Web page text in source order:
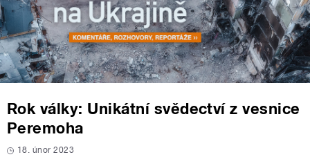
Rok války: Unikátní svědectví z vesnice
Peremoha
18. únor 2023